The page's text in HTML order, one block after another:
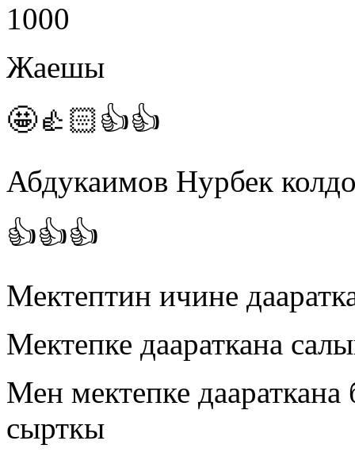
1000
Жаешы
🤩👍🏻👍👍
Абдукаимов Нурбек
👍👍👍
Мектептин ичине
Мектепке даараткана
Мен мектепке
сырткы